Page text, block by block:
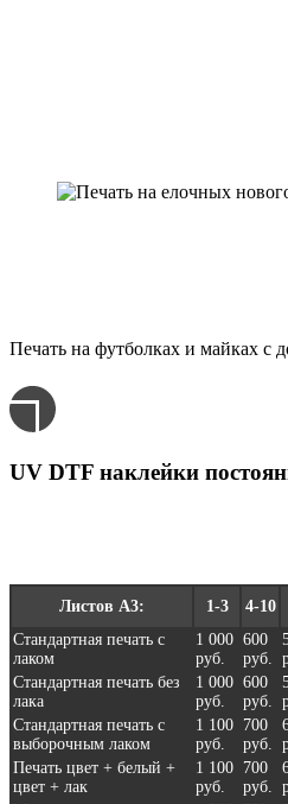
Печать на футболках и майках с
UV DTF наклейки
Листов А3: 1-3 4-10
Стандартная печать с
лаком
1 000
руб.
600
руб.
Стандартная печать без
лака
1 000
руб.
600
руб.
Стандартная печать с
выборочным лаком
1 100
руб.
700
руб.
Печать цвет + белый +
цвет + лак
1 100
руб.
700
руб.